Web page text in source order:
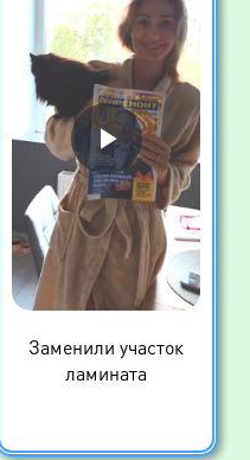
Заменили участок
ламината